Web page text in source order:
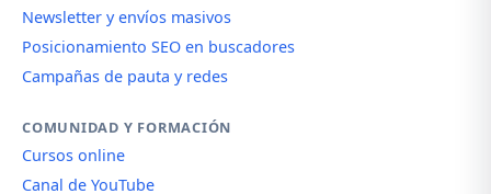
Newsletter y envíos masivos
Posicionamiento SEO en buscadores
Campañas de pauta y redes
COMUNIDAD Y FORMACIÓN
Cursos online
Canal de YouTube